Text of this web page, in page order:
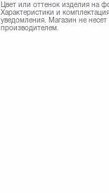
Цвет или оттенок изделия на
Характеристики и
уведомления. Магазин не
производителем.